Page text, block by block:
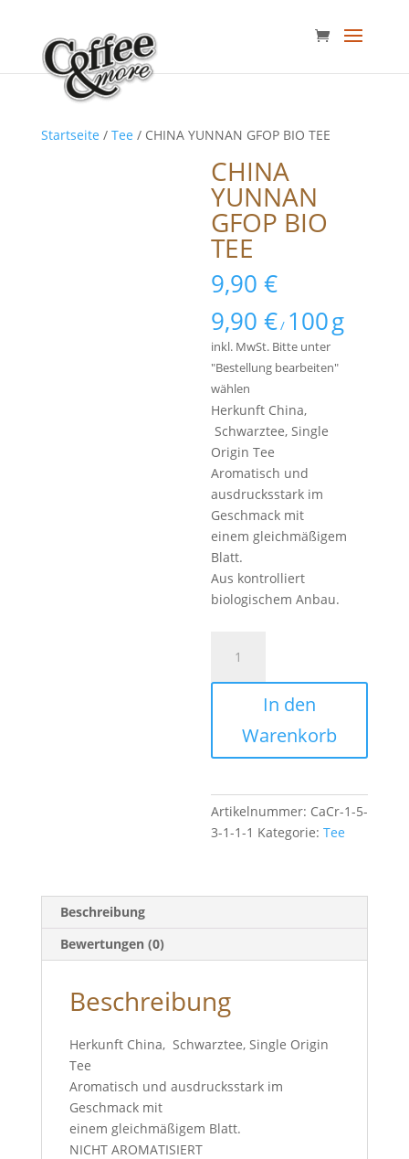
Startseite / Tee / CHINA YUNNAN GFOP BIO TEE
CHINA
YUNNAN
GFOP BIO
TEE
9,90€
9,90€/ 100g
inkl. MwSt. Bitte unter
"Bestellung bearbeiten"
wählen
Herkunft China,
Schwarztee, Single
Origin Tee
Aromatisch und
ausdrucksstark im
Geschmack mit
einem gleichmäßigem
Blatt.
Aus kontrolliert
biologischem Anbau.
YUNNAN
GFOP
Menge
In den
Warenkorb
Artikelnummer: CaCr-1-5-
3-1-1-1 Kategorie:Tee
Beschreibung
Bewertungen (0)
Beschreibung
Herkunft China, Schwarztee, Single Origin
Tee
Aromatisch und ausdrucksstark im
Geschmack mit
einem gleichmäßigem Blatt.
NICHT AROMATISIERT